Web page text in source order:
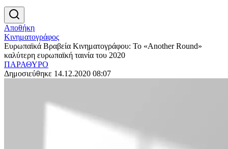
Αποθήκη
Κινηματογράφος
Ευρωπαϊκά Βραβεία Κινηματογράφου: Το «Another Round»
καλύτερη ευρωπαϊκή ταινία του 2020
ΠΑΡΑΘΥΡΟ
Δημοσιεύθηκε 14.12.2020 08:07